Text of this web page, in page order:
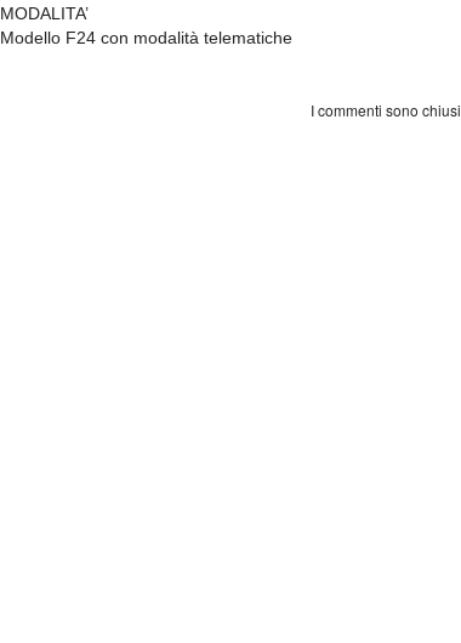
MODALITA’
Modello F24 con modalità telematiche
I commenti sono chiusi